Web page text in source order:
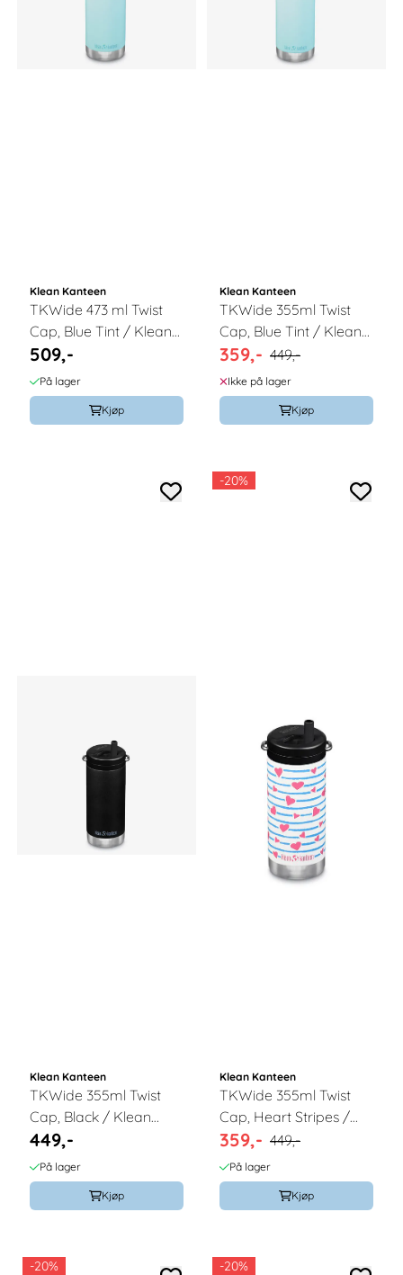
Klean Kanteen
TKWide 473 ml Twist
Cap, Blue Tint / Klean
Kanteen
509,-
På lager
Kjøp
Klean Kanteen
TKWide 355ml Twist
Cap, Blue Tint / Klean
Kanteen
359,- 449,-
Ikke på lager
Kjøp
Klean Kanteen
TKWide 355ml Twist
Cap, Black / Klean
Kanteen
449,-
På lager
Kjøp
-20%
Klean Kanteen
TKWide 355ml Twist
Cap, Heart Stripes /
Klean Kanteen
359,- 449,-
På lager
Kjøp
-20% -20%